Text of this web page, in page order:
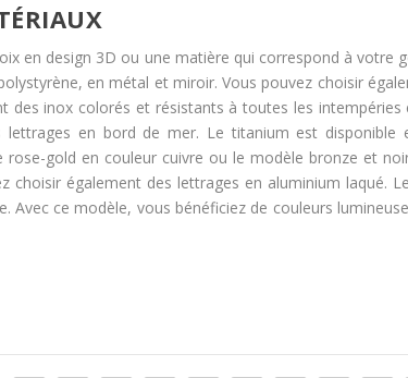
en design 3D ou une matière qui correspond à votre
en métal et miroir. Vous pouvez choisir
des inox colorés et résistants à toutes les
lettrages en bord de mer. Le titanium est disponible
gold en couleur cuivre ou le modèle bronze et
choisir également des lettrages en aluminium laqué.
Avec ce modèle, vous bénéficiez de couleurs